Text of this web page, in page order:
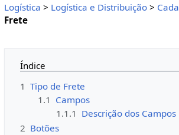
Logística > Logística e Distribuição>
Frete
Índice
1 Tipo de Frete
1.1 Campos
1.1.1 Descrição dos Campos
2 Botões